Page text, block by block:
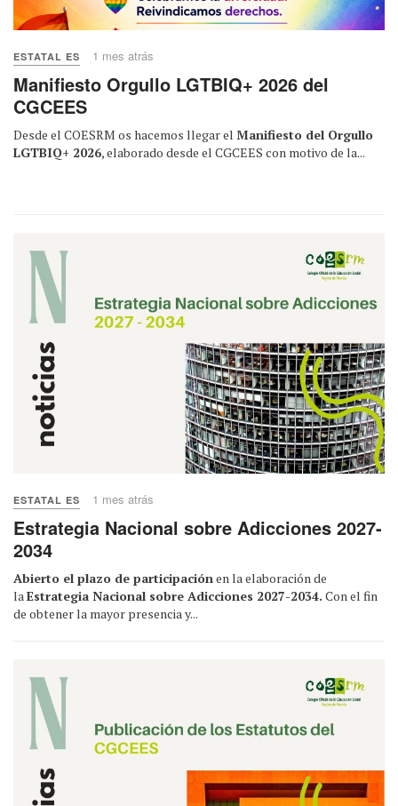
ESTATAL ES 1 mes atrás
Manifiesto Orgullo LGTBIQ+ 2026 del
CGCEES
Desde el COESRM os hacemos llegar el Manifiesto del Orgullo
LGTBIQ+ 2026, elaborado desde el CGCEES con motivo de la...
ESTATAL ES 1 mes atrás
Estrategia Nacional sobre Adicciones 2027-
2034
Abierto el plazo de participaciónen la elaboración de
laEstrategia Nacional sobre Adicciones 2027-2034. Con el fin
de obtener la mayor presencia y...